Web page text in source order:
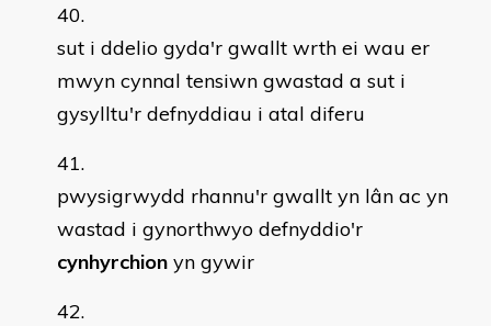
sut i ddelio gyda'r gwallt wrth ei wau er
mwyn cynnal tensiwn gwastad a sut i
gysylltu'r defnyddiau i atal diferu
pwysigrwydd rhannu'r gwallt yn lân ac yn
wastad i gynorthwyo defnyddio'r
cynhyrchion yn gywir